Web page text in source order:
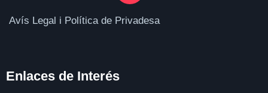
Avís Legal i Política de Privadesa
Enlaces de Interés